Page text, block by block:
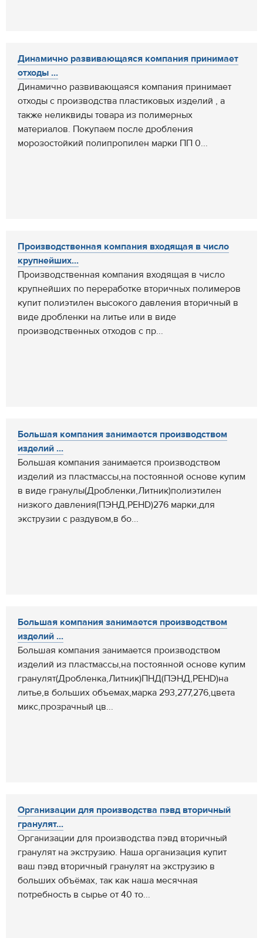
Динамично развивающаяся компания принимает
отходы ...
Динамично развивающаяся компания принимает
отходы с производства пластиковых изделий , а
также неликвиды товара из полимерных
материалов. Покупаем после дробления
морозостойкий полипропилен марки ПП 0...
Производственная компания входящая в число
крупнейших...
Производственная компания входящая в число
крупнейших по переработке вторичных полимеров
купит полиэтилен высокого давления вторичный в
виде дробленки на литье или в виде
производственных отходов с пр...
Большая компания занимается производством
изделий ...
Большая компания занимается производством
изделий из пластмассы,на постоянной основе купим
в виде гранулы(Дробленки,Литник)полиэтилен
низкого давления(ПЭНД,PEHD)276 марки,для
экструзии с раздувом,в бо...
Большая компания занимается производством
изделий ...
Большая компания занимается производством
изделий из пластмассы,на постоянной основе купим
гранулят(Дробленка,Литник)ПНД(ПЭНД,PEHD)на
литье,в больших объемах,марка 293,277,276,цвета
микс,прозрачный цв...
Организации для производства пэвд вторичный
гранулят...
Организации для производства пэвд вторичный
гранулят на экструзию. Наша организация купит
ваш пэвд вторичный гранулят на экструзию в
больших объёмах, так как наша месячная
потребность в сырье от 40 то...